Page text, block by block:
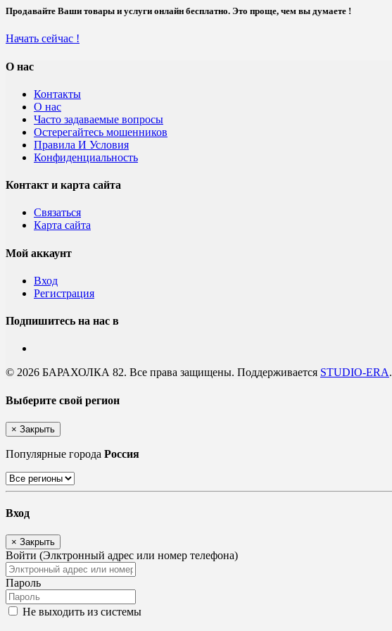
Продавайте Ваши товары и услуги онлайн бесплатно. Это проще, чем вы думаете !
Начать сейчас !
О нас
Контакты
О нас
Часто задаваемые вопросы
Остерегайтесь мошенников
Правила И Условия
Конфиденциальность
Контакт и карта сайта
Связаться
Карта сайта
Мой аккаунт
Вход
Регистрация
Подпишитесь на нас в
© 2026 БАРАХОЛКА 82. Все права защищены. Поддерживается STUDIO-ERA.
Выберите свой регион
× Закрыть
Популярные города Россия
Вход
× Закрыть
Войти (Элктронный адрес или номер телефона)
Пароль
Не выходить из системы